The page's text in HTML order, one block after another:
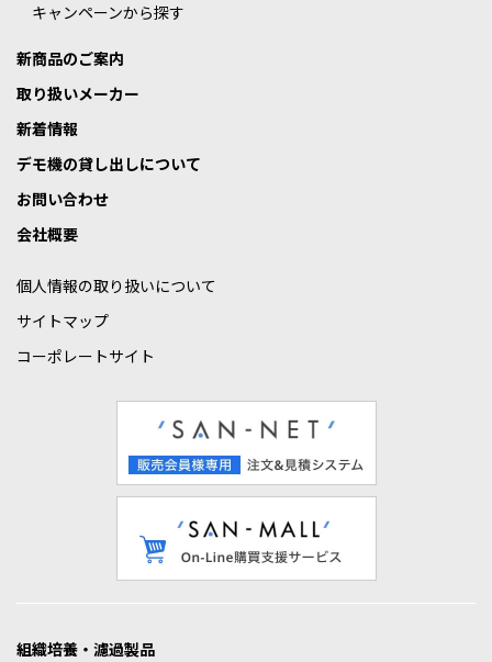
キャンペーンから探す
新商品のご案内
取り扱いメーカー
新着情報
デモ機の貸し出しについて
お問い合わせ
会社概要
個人情報の取り扱いについて
サイトマップ
コーポレートサイト
組織培養・濾過製品